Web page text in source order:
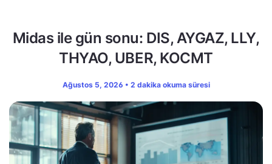
Midas ile gün sonu: DIS, AYGAZ, LLY,
THYAO, UBER, KOCMT
Ağustos 5, 2026 • 2 dakika okuma süresi